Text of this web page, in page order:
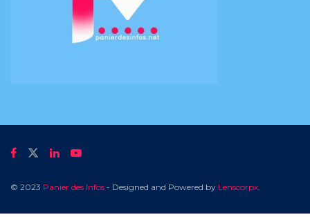
© 2023 Panier des Infos - Designed and Powered by Lenscorpx